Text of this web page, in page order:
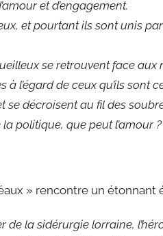
et d’engagement.
et pourtant ils sont unis
se retrouvent face
l’égard de ceux qu’ils sont
se décroisent au fil des
politique, que peut l’amour ?
» rencontre un étonnant
la sidérurgie lorraine,